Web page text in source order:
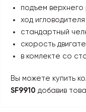
подъем
ход
стандартный
скорость
в комлекте со
Вы можете купить
SF9910 добавив